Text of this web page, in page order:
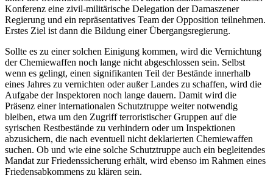
Konferenz eine zivil-militärische Delegation der Damaszener
Regierung und ein repräsentatives Team der Opposition teilnehmen.
Erstes Ziel ist dann die Bildung einer Übergangsregierung.
Sollte es zu einer solchen Einigung kommen, wird die Vernichtung
der Chemiewaffen noch lange nicht abgeschlossen sein. Selbst
wenn es gelingt, einen signifikanten Teil der Bestände innerhalb
eines Jahres zu vernichten oder außer Landes zu schaffen, wird die
Aufgabe der Inspektoren noch lange dauern. Damit wird die
Präsenz einer internationalen Schutztruppe weiter notwendig
bleiben, etwa um den Zugriff terroristischer Gruppen auf die
syrischen Restbestände zu verhindern oder um Inspektionen
abzusichern, die nach eventuell nicht deklarierten Chemiewaffen
suchen. Ob und wie eine solche Schutztruppe auch ein begleitendes
Mandat zur Friedenssicherung erhält, wird ebenso im Rahmen eines
Friedensabkommens zu klären sein.